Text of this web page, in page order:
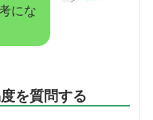
にな
を質問する